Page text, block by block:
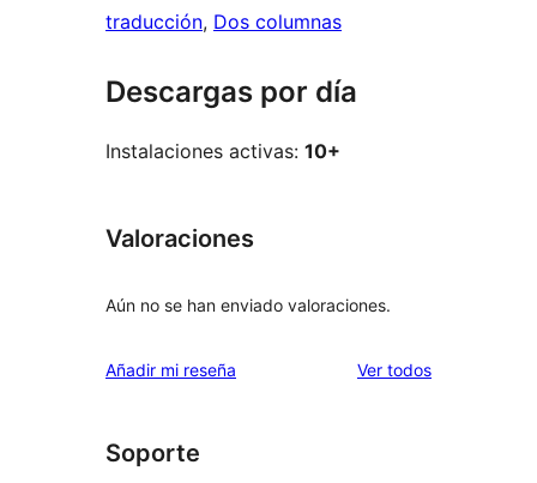
traducción, Dos columnas
Descargas por día
Instalaciones activas: 10+
Valoraciones
Aún no se han enviado valoraciones.
Añadir mi reseña Ver todoslos
Soporte